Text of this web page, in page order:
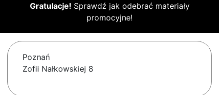
Gratulacje! Sprawdź jak odebrać materiały
promocyjne!
Poznań
Zofii Nałkowskiej 8